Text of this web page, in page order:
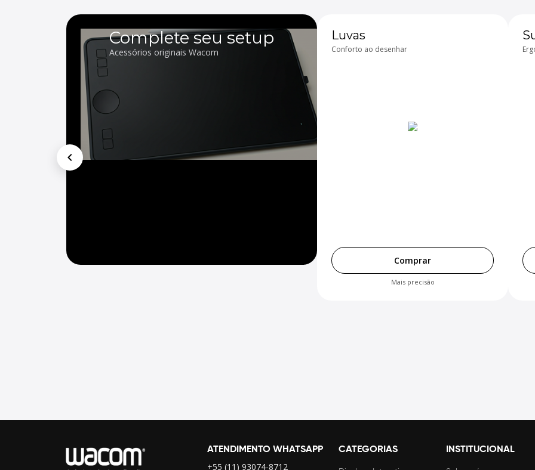
chevron_left
Complete seu setup
Acessórios originais Wacom
Luvas
Conforto ao desenhar
Comprar
Mais precisão
ATENDIMENTO WHATSAPP
+55 (11) 93074-8712
CATEGORIAS INSTITUCIONAL